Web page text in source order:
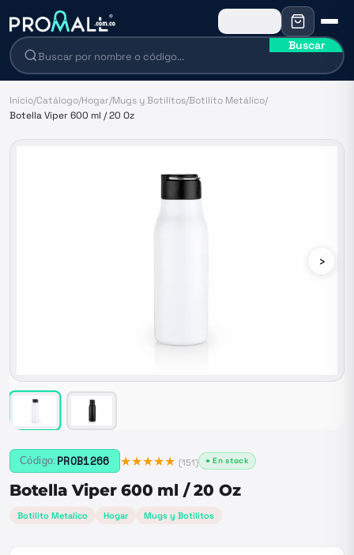
Buscar
Inicio/Catálogo/Hogar/Mugs y Botilitos/Botilito Metálico/
Botella Viper 600 ml / 20 Oz
›
Código: PROB1266 ★★★★★ (151) ● En stock
Botella Viper 600 ml / 20 Oz
Botilito Metalico Hogar Mugs y Botilitos